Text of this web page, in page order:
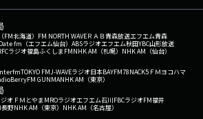
FM北海道） FM NORTH WAVEＲＡＢ青森放送エフエム青森
Date fm（エフエム仙台） ABSラジオエフエム秋田YBC山形放送
ラジオ福島ふくしまFMNHK AM（札幌） NHK AM（仙台）
TOKYO FMJ-WAVEラジオ日本BAYFM78NACK5 ＦＭヨコハマ
FM GUNMANHK AM（東京）
オ ＦＭとやまMROラジオエフエム石川FBCラジオFM福井
長野NHK AM（東京） NHK AM（名古屋）